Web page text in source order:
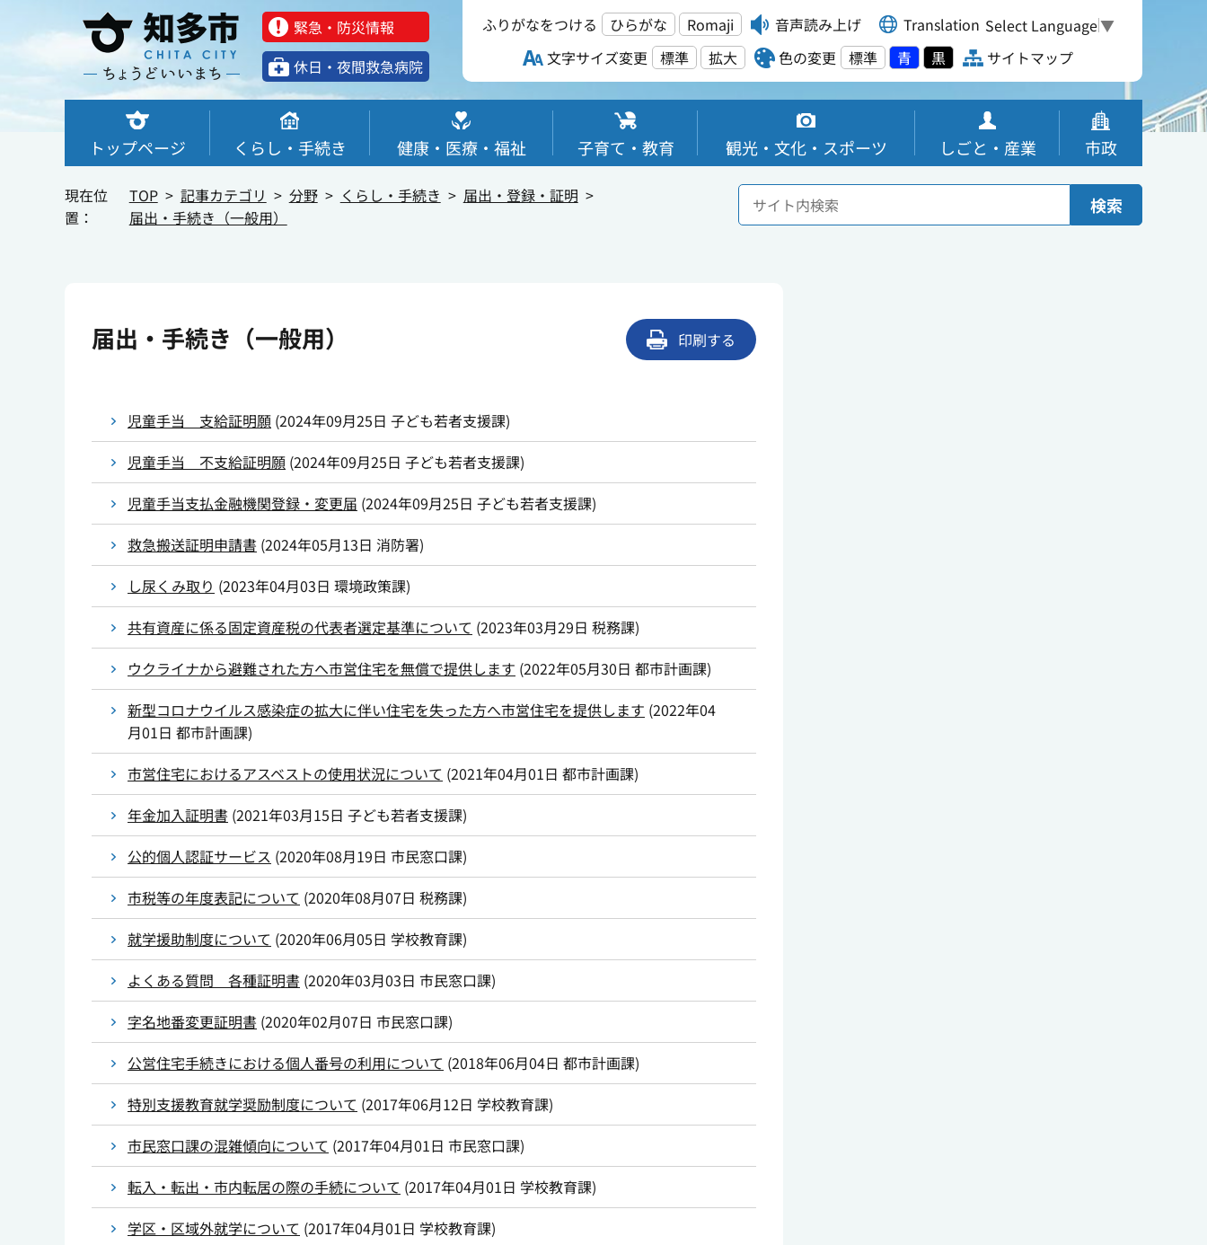
緊急・防災情報
休⽇・夜間救急病院
ふりがなをつける ひらがな Romaji 音声読み上げ Translation Select Language▼
文字サイズ変更
標準 拡大 色の変更 標準 青 黒 サイトマップ
トップページ くらし・手続き 健康・医療・福祉 子育て・教育 観光・文化・スポーツ しごと・産業 市政
現在位
置：
TOP 記事カテゴリ 分野 くらし・手続き
届出・登録・証明
届出・手続き（一般用）
検索
届出・手続き（一般用） 印刷する
児童手当 支給証明願 (2024年09月25日 子ども若者支援課)
児童手当 不支給証明願 (2024年09月25日 子ども若者支援課)
児童手当支払金融機関登録・変更届 (2024年09月25日 子ども若者支援課)
救急搬送証明申請書 (2024年05月13日 消防署)
し尿くみ取り (2023年04月03日 環境政策課)
共有資産に係る固定資産税の代表者選定基準について (2023年03月29日 税務課)
ウクライナから避難された方へ市営住宅を無償で提供します (2022年05月30日 都市計画課)
新型コロナウイルス感染症の拡大に伴い住宅を失った方へ市営住宅を提供します (2022年04
月01日 都市計画課)
市営住宅におけるアスベストの使用状況について (2021年04月01日 都市計画課)
年金加入証明書 (2021年03月15日 子ども若者支援課)
公的個人認証サービス (2020年08月19日 市民窓口課)
市税等の年度表記について (2020年08月07日 税務課)
就学援助制度について (2020年06月05日 学校教育課)
よくある質問 各種証明書 (2020年03月03日 市民窓口課)
字名地番変更証明書 (2020年02月07日 市民窓口課)
公営住宅手続きにおける個人番号の利用について (2018年06月04日 都市計画課)
特別支援教育就学奨励制度について (2017年06月12日 学校教育課)
市民窓口課の混雑傾向について (2017年04月01日 市民窓口課)
転入・転出・市内転居の際の手続について (2017年04月01日 学校教育課)
学区・区域外就学について (2017年04月01日 学校教育課)